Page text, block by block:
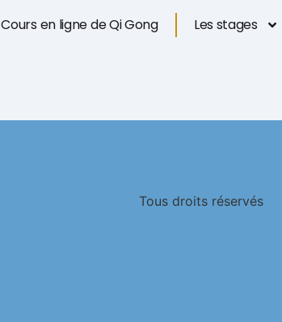
Cours en ligne de Qi Gong Les stages
Tous droits réservés